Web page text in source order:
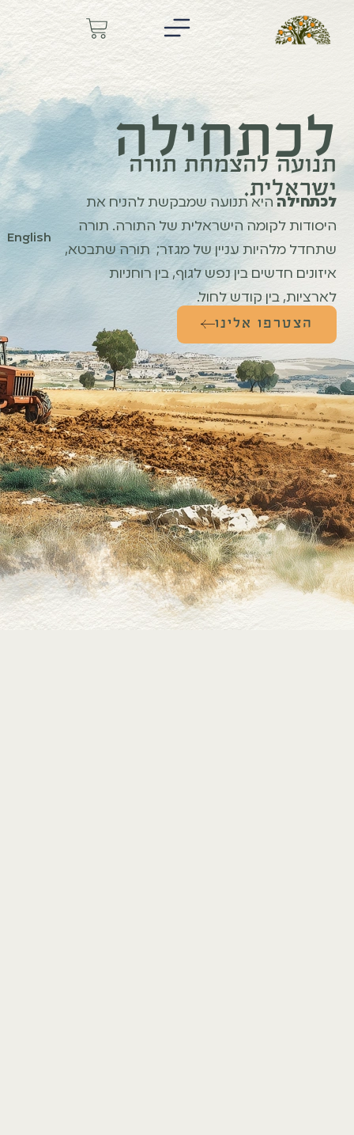
English
לכתחילה
תנועה להצמחת תורה
ישראלית.
לכתחילה היא תנועה שמבקשת להניח את
היסודות לקומה הישראלית של התורה. תורה
שתחדל מלהיות עניין של מגזר; תורה שתבטא,
איזונים חדשים בין נפש לגוף, בין רוחניות
לארציות, בין קודש לחול.
הצטרפו אלינו